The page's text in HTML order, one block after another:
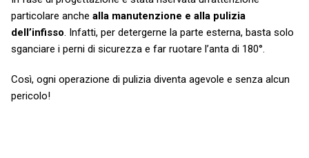
particolare anche alla manutenzione e alla pulizia
dell’infisso. Infatti, per detergerne la parte esterna, basta solo
sganciare i perni di sicurezza e far ruotare l’anta di 180°.
Così, ogni operazione di pulizia diventa agevole e senza alcun
pericolo!